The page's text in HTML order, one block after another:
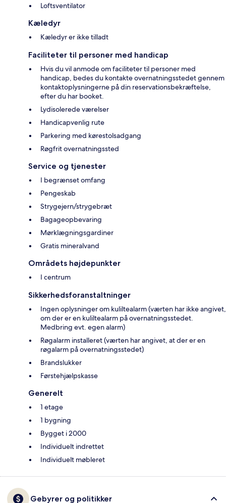
Loftsventilator
Kæledyr
Kæledyr er ikke tilladt
Faciliteter til personer med handicap
Hvis du vil anmode om faciliteter til personer med
handicap, bedes du kontakte overnatningsstedet gennem
kontaktoplysningerne på din reservationsbekræftelse,
efter du har booket.
Lydisolerede værelser
Handicapvenlig rute
Parkering med kørestolsadgang
Røgfrit overnatningssted
Service og tjenester
I begrænset omfang
Pengeskab
Strygejern/strygebræt
Bagageopbevaring
Mørklægningsgardiner
Gratis mineralvand
Områdets højdepunkter
I centrum
Sikkerhedsforanstaltninger
Ingen oplysninger om kuliltealarm (værten har ikke angivet,
om der er en kuliltealarm på overnatningsstedet.
Medbring evt. egen alarm)
Røgalarm installeret (værten har angivet, at der er en
røgalarm på overnatningsstedet)
Brandslukker
Førstehjælpskasse
Generelt
1 etage
1 bygning
Bygget i 2000
Individuelt indrettet
Individuelt møbleret
Gebyrer og politikker